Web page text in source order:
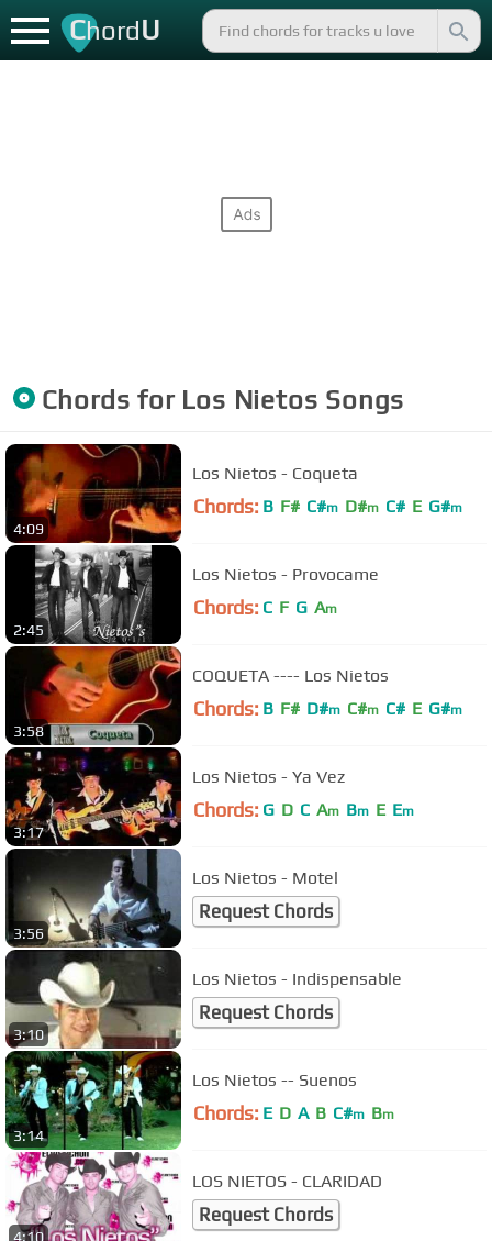
ChordU
Chords for Los Nietos Songs
4:09
Los Nietos - Coqueta
Chords: B F# C#m D#m C# E G#m
2:45
Los Nietos - Provocame
Chords: C F G Am
3:58
COQUETA ---- Los Nietos
Chords: B F# D#m C#m C# E G#m
3:17
Los Nietos - Ya Vez
Chords: G D C Am Bm E Em
3:56
Los Nietos - Motel
Request Chords
3:10
Los Nietos - Indispensable
Request Chords
3:14
Los Nietos -- Suenos
Chords: E D A B C#m Bm
4:10
LOS NIETOS - CLARIDAD
Request Chords